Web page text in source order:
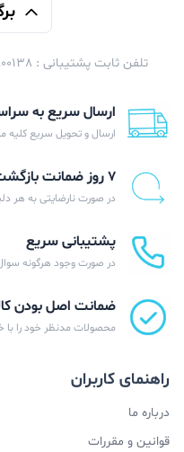
تلفن ثابت پشتیبانی : 02188800138 | پاسخگویی در ساعات اداری
ارسال سریع به
ارسال و تحویل سریع کلیه
۷ روز ضمانت بازگشت
در صورت نارضایتی به هر
پشتیبانی سریع
در صورت وجود هرگونه
ضمانت اصل بودن
محصولات مدنظر خود را با
راهنمای کاربران
درباره ما
قوانین و مقررات